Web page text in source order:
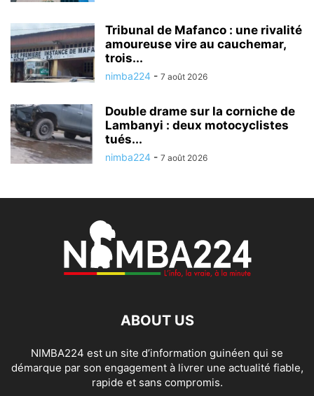
Tribunal de Mafanco : une rivalité
amoureuse vire au cauchemar,
trois...
nimba224 - 7 août 2026
Double drame sur la corniche de
Lambanyi : deux motocyclistes
tués...
nimba224 - 7 août 2026
ABOUT US
NIMBA224 est un site d’information guinéen qui se
démarque par son engagement à livrer une actualité fiable,
rapide et sans compromis.